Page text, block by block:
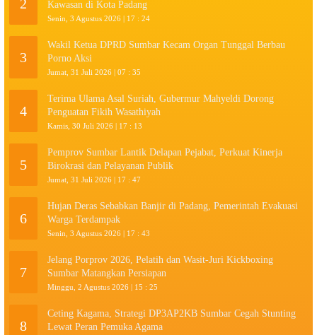
2 Kawasan di Kota Padang
Senin, 3 Agustus 2026 | 17 : 24
3
Wakil Ketua DPRD Sumbar Kecam Organ Tunggal Berbau
Porno Aksi
Jumat, 31 Juli 2026 | 07 : 35
4
Terima Ulama Asal Suriah, Gubermur Mahyeldi Dorong
Penguatan Fikih Wasathiyah
Kamis, 30 Juli 2026 | 17 : 13
5
Pemprov Sumbar Lantik Delapan Pejabat, Perkuat Kinerja
Birokrasi dan Pelayanan Publik
Jumat, 31 Juli 2026 | 17 : 47
6
Hujan Deras Sebabkan Banjir di Padang, Pemerintah Evakuasi
Warga Terdampak
Senin, 3 Agustus 2026 | 17 : 43
7
Jelang Porprov 2026, Pelatih dan Wasit-Juri Kickboxing
Sumbar Matangkan Persiapan
Minggu, 2 Agustus 2026 | 15 : 25
8
Ceting Kagama, Strategi DP3AP2KB Sumbar Cegah Stunting
Lewat Peran Pemuka Agama